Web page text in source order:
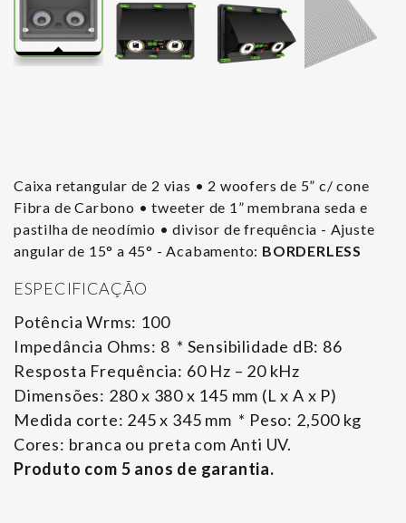
Caixa retangular de 2 vias • 2 woofers de 5” c/ cone
Fibra de Carbono • tweeter de 1” membrana seda e
pastilha de neodímio • divisor de frequência - Ajuste
angular de 15° a 45° - Acabamento: BORDERLESS
ESPECIFICAÇÃO
Potência Wrms: 100
Impedância Ohms: 8 * Sensibilidade dB: 86
Resposta Frequência: 60 Hz – 20 kHz
Dimensões: 280 x 380 x 145 mm (L x A x P)
Medida corte: 245 x 345 mm * Peso: 2,500 kg
Cores: branca ou preta com Anti UV.
Produto com 5 anos de garantia.